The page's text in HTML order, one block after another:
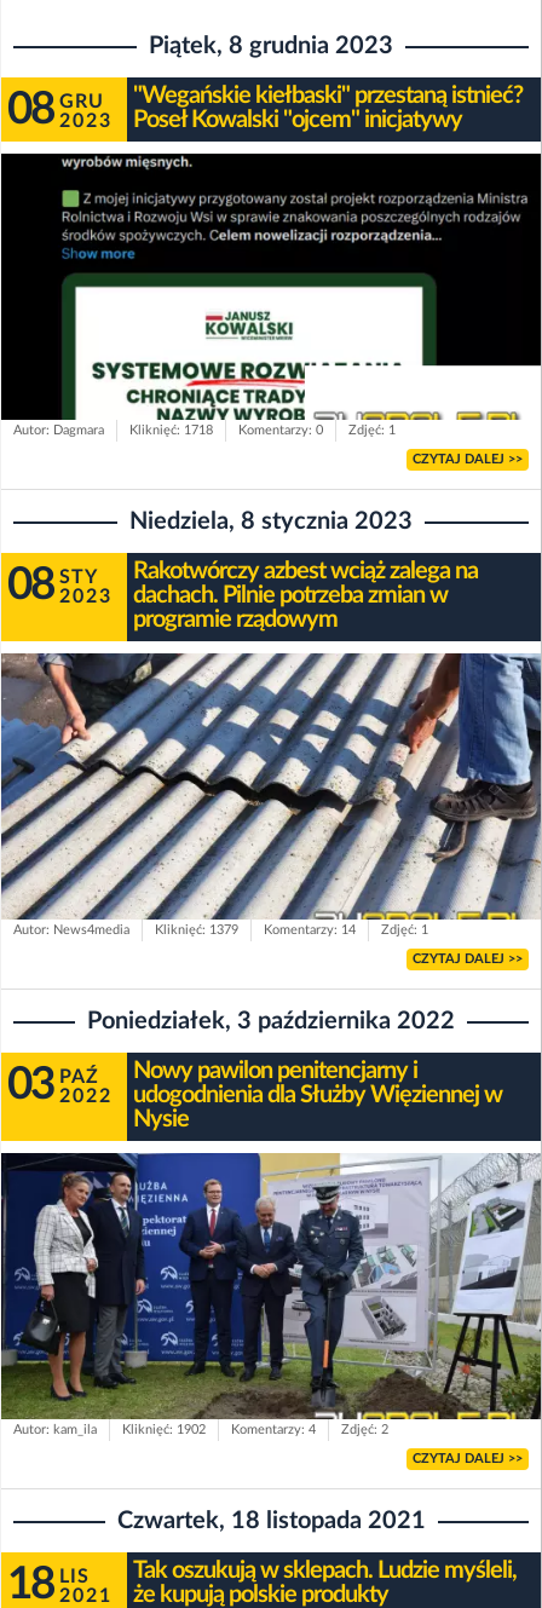
Piątek, 8 grudnia 2023
08 GRU
2023
"Wegańskie kiełbaski" przestaną istnieć?
Poseł Kowalski "ojcem" inicjatywy
Autor: Dagmara Kliknięć: 1718 Komentarzy: 0 Zdjęć: 1
CZYTAJ DALEJ >>
Niedziela, 8 stycznia 2023
08 STY
2023
Rakotwórczy azbest wciąż zalega na
dachach. Pilnie potrzeba zmian w
programie rządowym
Autor: News4media Kliknięć: 1379 Komentarzy: 14 Zdjęć: 1
CZYTAJ DALEJ >>
Poniedziałek, 3 października 2022
03 PAŹ
2022
Nowy pawilon penitencjarny i
udogodnienia dla Służby Więziennej w
Nysie
Autor: kam_ila Kliknięć: 1902 Komentarzy: 4 Zdjęć: 2
CZYTAJ DALEJ >>
Czwartek, 18 listopada 2021
18 LIS
2021
Tak oszukują w sklepach. Ludzie myśleli,
że kupują polskie produkty